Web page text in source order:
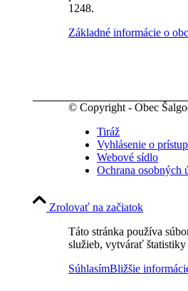
1248.
Základné informácie o
© Copyright - Obec
Tiráž
Vyhlásenie o
Webové sídlo
Ochrana osobných
Zrolovať na začiatok
Táto stránka používa
služieb, vytvárať
SúhlasímBližšie